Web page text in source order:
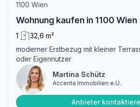
1100 Wien
Wohnung kaufen in 1100 Wien
1
32,6 m²
moderner Erstbezug mit kleiner
oder Eigennutzer
Martina Schütz
Accenta Immobilien e.U.
Anbieter